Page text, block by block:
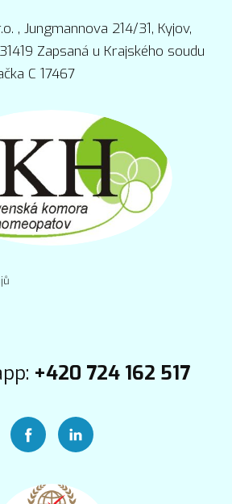
, Jungmannova 214/31, Kyjov,
Zapsaná u Krajského soudu
C 17467
+420 724 162 517